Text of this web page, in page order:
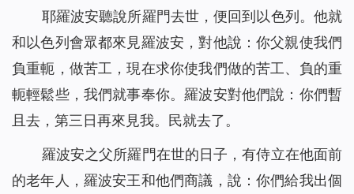
耶羅波安聽說所羅門去世，便回到以色列。他就
和以色列會眾都來見羅波安，對他說：你父親使我們
負重軛，做苦工，現在求你使我們做的苦工、負的重
軛輕鬆些，我們就事奉你。羅波安對他們說：你們暫
且去，第三日再來見我。民就去了。
羅波安之父所羅門在世的日子，有侍立在他面前
的老年人，羅波安王和他們商議，說：你們給我出個